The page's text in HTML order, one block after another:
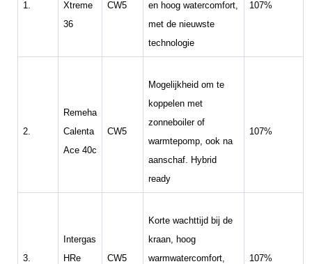
1.
Xtreme
36
CW5
en hoog watercomfort,
met de nieuwste
technologie
107%
2.
Remeha
Calenta
Ace 40c
CW5
Mogelijkheid om te
koppelen met
zonneboiler of
warmtepomp, ook na
aanschaf. Hybrid
ready
107%
3.
Intergas
HRe
CW5
Korte wachttijd bij de
kraan, hoog
warmwatercomfort,
107%